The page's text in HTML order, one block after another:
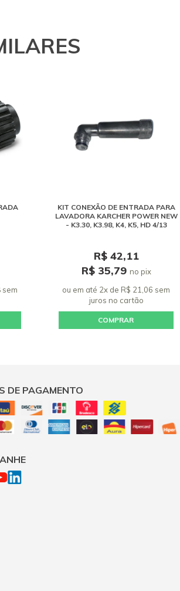
sem
KIT CONEXÃO DE ENTRADA PARA
LAVADORA KARCHER POWER NEW
- K3.30, K3.98, K4, K5, HD 4/13
R$ 42,11
R$ 35,79 no pix
ou em até 2x de R$ 21,06 sem
juros no cartão
COMPRAR
DE PAGAMENTO